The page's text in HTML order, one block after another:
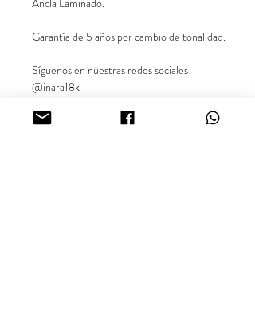
Garantía de 5 años por cambio de tonalidad.
Síguenos en nuestras redes sociales
@inara18k
Oro Laminado Cali - Colombia.